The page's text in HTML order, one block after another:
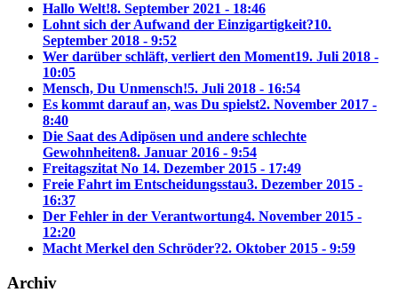
Hallo Welt!8. September 2021 - 18:46
Lohnt sich der Aufwand der Einzigartigkeit?10.
September 2018 - 9:52
Wer darüber schläft, verliert den Moment19. Juli 2018 -
10:05
Mensch, Du Unmensch!5. Juli 2018 - 16:54
Es kommt darauf an, was Du spielst2. November 2017 -
8:40
Die Saat des Adipösen und andere schlechte
Gewohnheiten8. Januar 2016 - 9:54
Freitagszitat No 14. Dezember 2015 - 17:49
Freie Fahrt im Entscheidungsstau3. Dezember 2015 -
16:37
Der Fehler in der Verantwortung4. November 2015 -
12:20
Macht Merkel den Schröder?2. Oktober 2015 - 9:59
Archiv